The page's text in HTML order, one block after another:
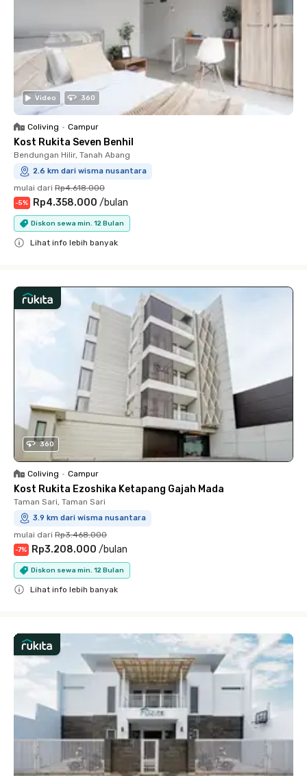
Video 360
Coliving • Campur
Kost Rukita Seven Benhil
Bendungan Hilir, Tanah Abang
2.6 km dari wisma nusantara
mulai dari Rp4.618.000
-5% Rp4.358.000 /bulan
Diskon sewa min. 12 Bulan
Lihat info lebih banyak
360
Coliving • Campur
Kost Rukita Ezoshika Ketapang Gajah Mada
Taman Sari, Taman Sari
3.9 km dari wisma nusantara
mulai dari Rp3.468.000
-7% Rp3.208.000 /bulan
Diskon sewa min. 12 Bulan
Lihat info lebih banyak